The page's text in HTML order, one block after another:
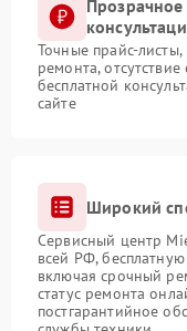
Точные прайс-
ремонта,
бесплатной
сайте
Широкий
Сервисный центр
всей РФ,
включая срочный
статус ремонта
постгарантийное